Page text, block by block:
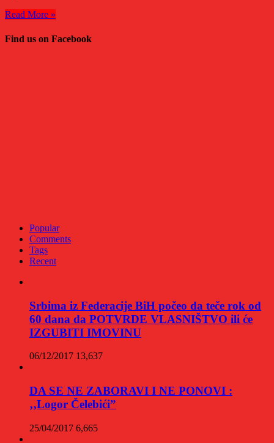
Read More »
Find us on Facebook
Popular
Comments
Tags
Recent
Srbima iz Federacije BiH počeo da teče rok od
60 dana da POTVRDE VLASNIŠTVO ili će
IZGUBITI IMOVINU
06/12/2017 13,637
DA SE NE ZABORAVI I NE PONOVI :
‚‚Logor Čelebići”
25/04/2017 6,665